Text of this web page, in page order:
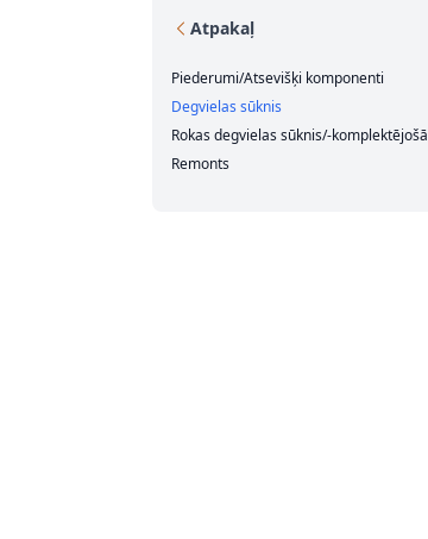
Atpakaļ
Piederumi/Atsevišķi komponenti
Degvielas sūknis
Rokas degvielas sūknis/-
Remonts